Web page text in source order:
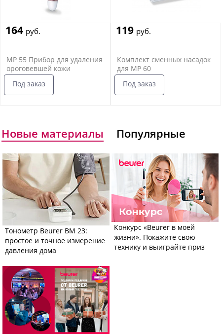
164 руб.
MP 55 Прибор для удаления
ороговевшей кожи
Под заказ
119 руб.
Комплект сменных насадок
для MP 60
Под заказ
Новые материалы Популярные
Тонометр Beurer BM 23:
простое и точное измерение
давления дома
Конкурс «Beurer в моей
жизни». Покажите свою
технику и выиграйте приз